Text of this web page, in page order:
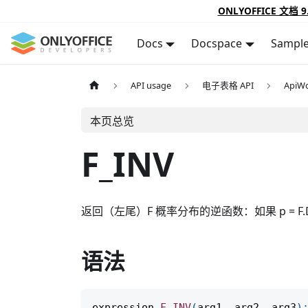
ONLYOFFICE 文档
Docs Docspace
API usage 电子表格 API
本页总览
F_INV
返回（左尾）F 概率分布的逆函数：如果 p =
语法